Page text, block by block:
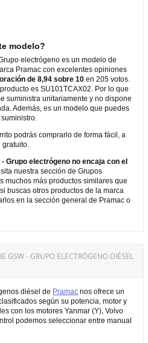
modelo?
electrógeno es un modelo de
Pramac con excelentes opiniones
de 8,94 sobre 10 en 205 votos.
es SU101TCAX02. Por lo que
suministra unitariamente y no dispone
Además, es un modelo que puedes
podrás comprarlo de forma fácil, a
Grupo electrógeno no encaja con el
nuestra sección de Grupos
muchos más productos similares que
buscas otros productos de la marca
en la sección general de Pramac o
GSW - GRUPO ELECTRÓGENO DIÉSEL
diésel de Pramac nos ofrece un
según su potencia, motor y
con los motores Yanmar (Y), Volvo
podemos seleccionar entre manual